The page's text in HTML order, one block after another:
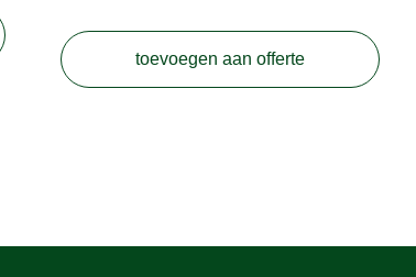
toevoegen aan offerte